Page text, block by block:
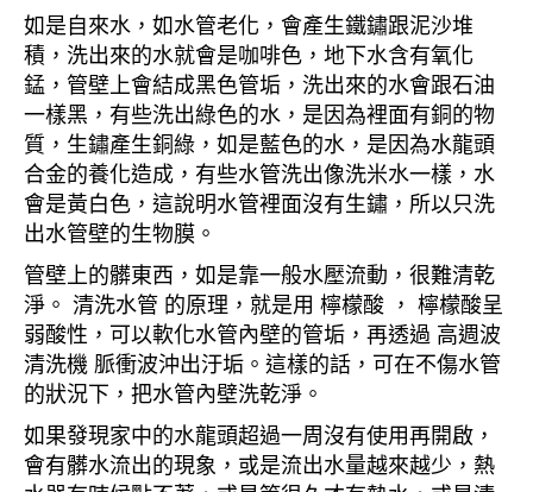
如是自來水，如水管老化，會產生鐵鏽跟泥沙堆
積，洗出來的水就會是咖啡色，地下水含有氧化
錳，管壁上會結成黑色管垢，洗出來的水會跟石油
一樣黑，有些洗出綠色的水，是因為裡面有銅的物
質，生鏽產生銅綠，如是藍色的水，是因為水龍頭
合金的養化造成，有些水管洗出像洗米水一樣，水
會是黃白色，這說明水管裡面沒有生鏽，所以只洗
出水管壁的生物膜。
管壁上的髒東西，如是靠一般水壓流動，很難清乾
淨。 清洗水管 的原理，就是用 檸檬酸 ， 檸檬酸呈
弱酸性，可以軟化水管內壁的管垢，再透過 高週波
清洗機 脈衝波沖出汙垢。這樣的話，可在不傷水管
的狀況下，把水管內壁洗乾淨。
如果發現家中的水龍頭超過一周沒有使用再開啟，
會有髒水流出的現象，或是流出水量越來越少，熱